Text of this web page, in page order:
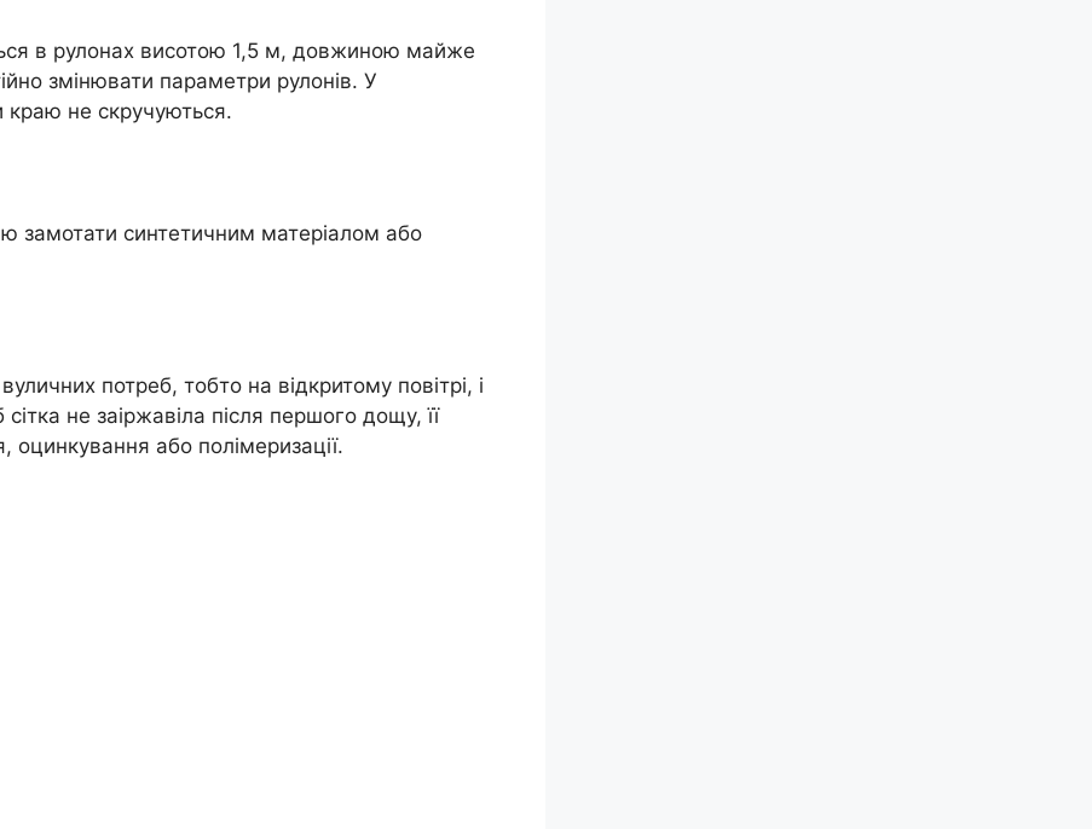
в рулонах висотою 1,5 м, довжиною майже
змінювати параметри рулонів. У
краю не скручуються.
замотати синтетичним матеріалом або
потреб, тобто на відкритому повітрі, і
не заіржавіла після першого дощу, її
оцинкування або полімеризації.